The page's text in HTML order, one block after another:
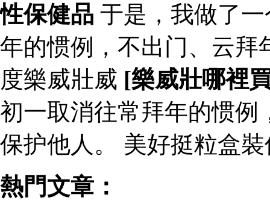
性保健品 于是，我做了
年的惯例，不出门、云拜
度樂威壯威 [樂威壯哪裡
初一取消往常拜年的惯例
保护他人。 美好挺粒盒
熱門文章：